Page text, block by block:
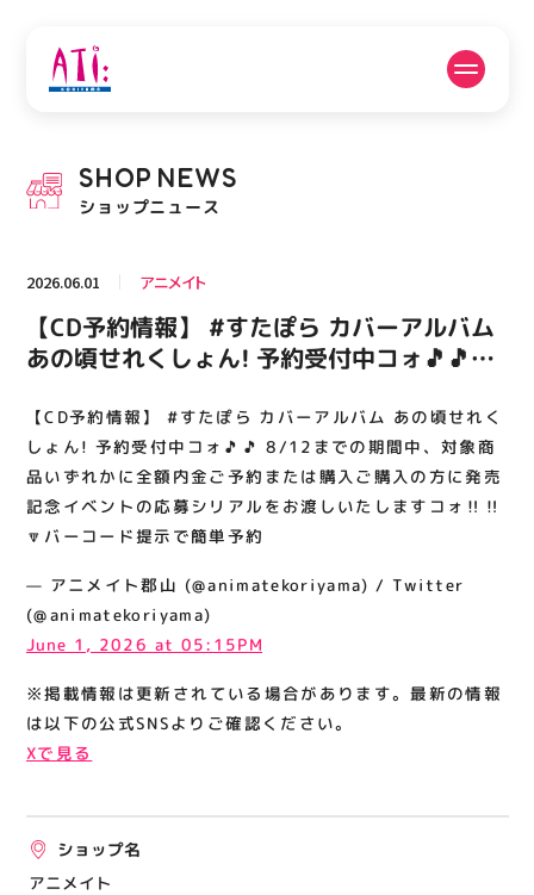
PICK UP NEWS
ピックアップニュース
フロアガイド 営業時間
ACCESS
アクセス・駐車場
RECRUIT
スタッフ募集
関連情報
お知らせ
お問い合わせ
サイトポリシー
運営会社
出店をご検討の方へ
SHOP NEWS
ショップニュース
2026.06.01 アニメイト
【CD予約情報】 #すたぽら カバーアルバム
あの頃せれくしょん! 予約受付中コォ🎵🎵
額内金ご予約または購入ご購入の方に発売記
念イベントの応募シリアルをお渡しいたしま
すコォ‼️‼️ 🔽バーコード提示で簡単予約
【CD予約情報】 #すたぽら カバーアルバム あの頃せれく
しょん! 予約受付中コォ🎵🎵 8/12までの期間中、対象商
品いずれかに全額内金ご予約または購入ご購入の方に発売
記念イベントの応募シリアルをお渡しいたしますコォ‼️‼️
🔽バーコード提示で簡単予約
— アニメイト郡山 (@animatekoriyama) / Twitter
(@animatekoriyama)
June 1, 2026 at 05:15PM
※掲載情報は更新されている場合があります。最新の情報
は以下の公式SNSよりご確認ください。
Xで見る
ショップ名
アニメイト